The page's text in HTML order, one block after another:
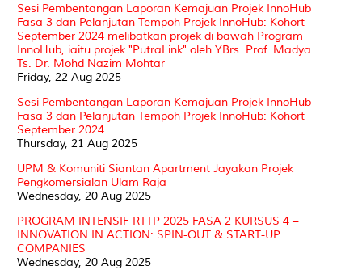
Sesi Pembentangan Laporan Kemajuan Projek InnoHub
Fasa 3 dan Pelanjutan Tempoh Projek InnoHub: Kohort
September 2024 melibatkan projek di bawah Program
InnoHub, iaitu projek "PutraLink" oleh YBrs. Prof. Madya
Ts. Dr. Mohd Nazim Mohtar
Friday, 22 Aug 2025
Sesi Pembentangan Laporan Kemajuan Projek InnoHub
Fasa 3 dan Pelanjutan Tempoh Projek InnoHub: Kohort
September 2024
Thursday, 21 Aug 2025
UPM & Komuniti Siantan Apartment Jayakan Projek
Pengkomersialan Ulam Raja
Wednesday, 20 Aug 2025
PROGRAM INTENSIF RTTP 2025 FASA 2 KURSUS 4 –
INNOVATION IN ACTION: SPIN-OUT & START-UP
COMPANIES
Wednesday, 20 Aug 2025